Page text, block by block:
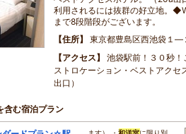
利用されるには抜群の好立地。
まで8段階段がございます。
住所
東京都豊島区西池袋１―
アクセス
池袋駅前！３０秒
ストロケーション・ベストアクセ
出口）
含む宿泊プラン